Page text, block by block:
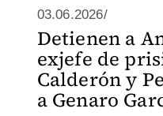
03.06.2026/
Detienen a
exjefe de
Calderón y
a Genaro